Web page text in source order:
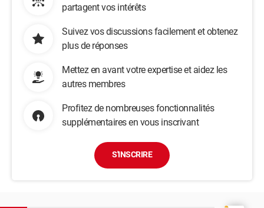
partagent vos intérêts
Suivez vos discussions facilement et obtenez
plus de réponses
Mettez en avant votre expertise et aidez les
autres membres
Profitez de nombreuses fonctionnalités
supplémentaires en vous inscrivant
S'INSCRIRE